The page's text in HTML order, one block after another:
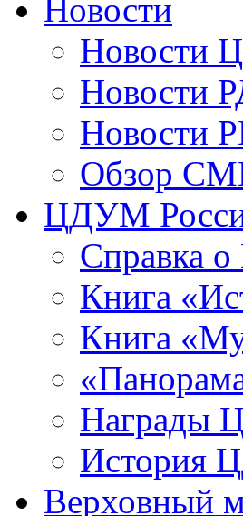
Новости
Новости
Новости
Новости
Обзор
ЦДУМ
Справка
Книга
Книга
Награды
История
Верховный